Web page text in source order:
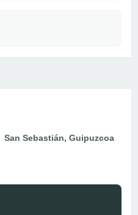
San Sebastián, Guipuzcoa